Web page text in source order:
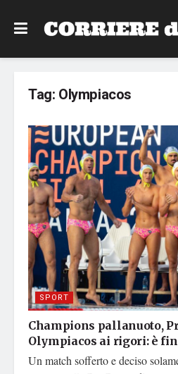
Tag: Olympiacos
SPORT
Champions pallanuoto,
Olympiacos ai rigori: è
Un match sofferto e deciso